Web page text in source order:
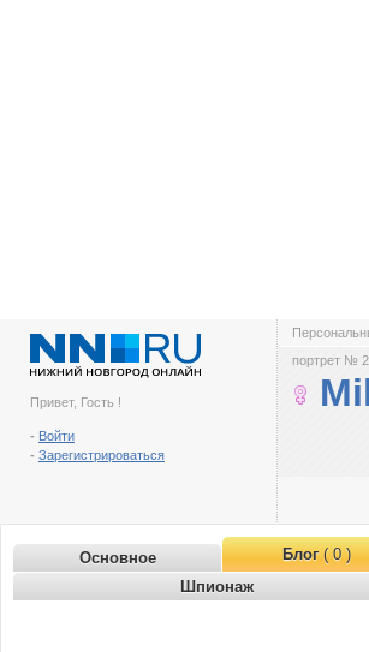
Привет, Гость !
- Войти
- Зарегистрироваться
портрет №
Основное Блог( 0 )
Шпионаж